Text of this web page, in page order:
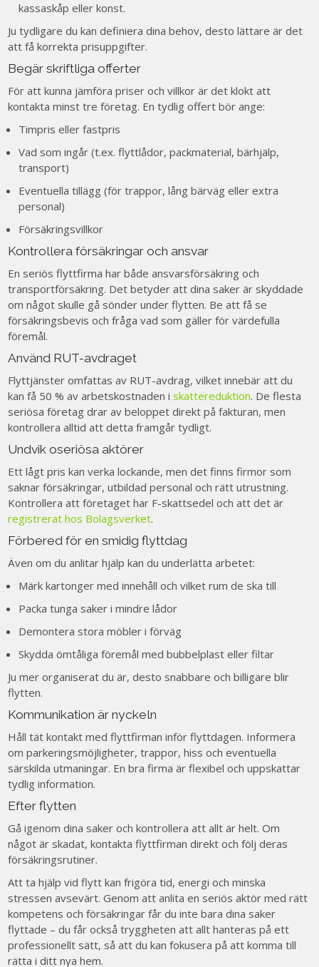
kassaskåp eller konst.
Ju tydligare du kan definiera dina behov, desto lättare är det
att få korrekta prisuppgifter.
Begär skriftliga offerter
För att kunna jämföra priser och villkor är det klokt att
kontakta minst tre företag. En tydlig offert bör ange:
Timpris eller fastpris
Vad som ingår (t.ex. flyttlådor, packmaterial, bärhjälp,
transport)
Eventuella tillägg (för trappor, lång bärväg eller extra
personal)
Försäkringsvillkor
Kontrollera försäkringar och ansvar
En seriös flyttfirma har både ansvarsförsäkring och
transportförsäkring. Det betyder att dina saker är skyddade
om något skulle gå sönder under flytten. Be att få se
försäkringsbevis och fråga vad som gäller för värdefulla
föremål.
Använd RUT-avdraget
Flyttjänster omfattas av RUT-avdrag, vilket innebär att du
kan få 50 % av arbetskostnaden iskattereduktion. De flesta
seriösa företag drar av beloppet direkt på fakturan, men
kontrollera alltid att detta framgår tydligt.
Undvik oseriösa aktörer
Ett lågt pris kan verka lockande, men det finns firmor som
saknar försäkringar, utbildad personal och rätt utrustning.
Kontrollera att företaget har F-skattsedel och att det är
registrerat hos Bolagsverket.
Förbered för en smidig flyttdag
Även om du anlitar hjälp kan du underlätta arbetet:
Märk kartonger med innehåll och vilket rum de ska till
Packa tunga saker i mindre lådor
Demontera stora möbler i förväg
Skydda ömtåliga föremål med bubbelplast eller filtar
Ju mer organiserat du är, desto snabbare och billigare blir
flytten.
Kommunikation är nyckeln
Håll tät kontakt med flyttfirman inför flyttdagen. Informera
om parkeringsmöjligheter, trappor, hiss och eventuella
särskilda utmaningar. En bra firma är flexibel och uppskattar
tydlig information.
Efter flytten
Gå igenom dina saker och kontrollera att allt är helt. Om
något är skadat, kontakta flyttfirman direkt och följ deras
försäkringsrutiner.
Att ta hjälp vid flytt kan frigöra tid, energi och minska
stressen avsevärt. Genom att anlita en seriös aktör med rätt
kompetens och försäkringar får du inte bara dina saker
flyttade – du får också tryggheten att allt hanteras på ett
professionellt sätt, så att du kan fokusera på att komma till
rätta i ditt nya hem.